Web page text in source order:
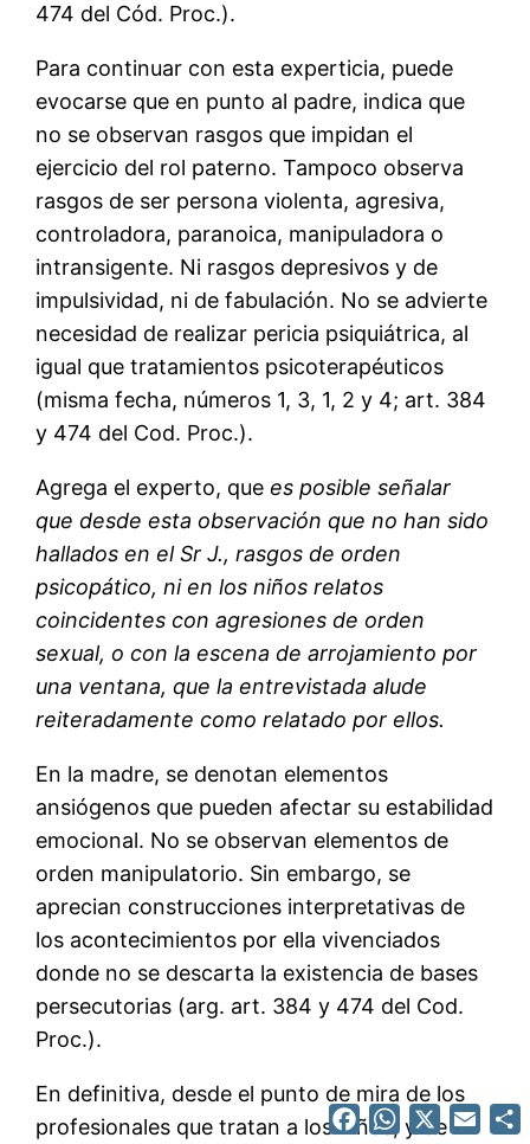
474 del Cód. Proc.).
Para continuar con esta experticia, puede
evocarse que en punto al padre, indica que
no se observan rasgos que impidan el
ejercicio del rol paterno. Tampoco observa
rasgos de ser persona violenta, agresiva,
controladora, paranoica, manipuladora o
intransigente. Ni rasgos depresivos y de
impulsividad, ni de fabulación. No se advierte
necesidad de realizar pericia psiquiátrica, al
igual que tratamientos psicoterapéuticos
(misma fecha, números 1, 3, 1, 2 y 4; art. 384
y 474 del Cod. Proc.).
Agrega el experto, quees posible señalar
que desde esta observación que no han sido
hallados en el Sr J., rasgos de orden
psicopático, ni en los niños relatos
coincidentes con agresiones de orden
sexual, o con la escena de arrojamiento por
una ventana, que la entrevistada alude
reiteradamente como relatado por ellos.
En la madre, se denotan elementos
ansiógenos que pueden afectar su estabilidad
emocional. No se observan elementos de
orden manipulatorio. Sin embargo, se
aprecian construcciones interpretativas de
los acontecimientos por ella vivenciados
donde no se descarta la existencia de bases
persecutorias (arg. art. 384 y 474 del Cod.
Proc.).
En definitiva, desde el punto de mira de los
profesionales que tratan a los niños, y de
FacebookWhatsApp
X